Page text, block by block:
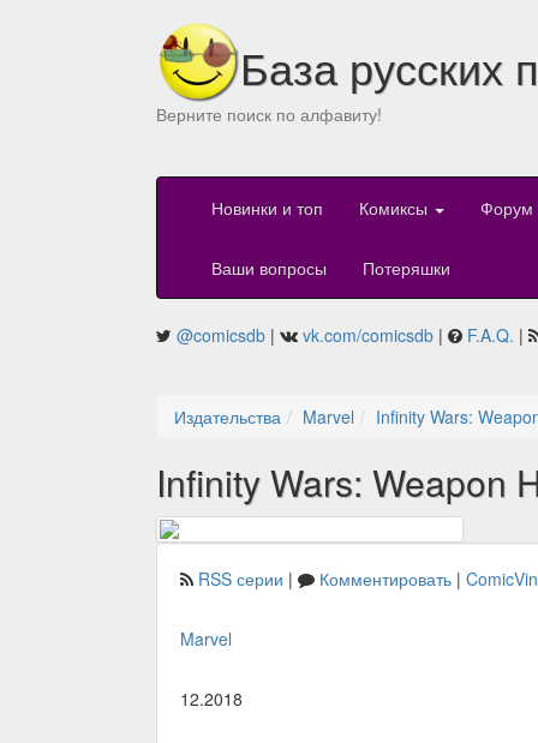
База русских
Верните поиск по алфавиту!
Новинки и топ Комиксы Форум
Ваши вопросы Потеряшки
@comicsdb | vk.com/comicsdb | F.A.Q. |
Издательства Marvel Infinity Wars:
Infinity Wars: Weapon
RSS серии | Комментировать |
Marvel
12.2018